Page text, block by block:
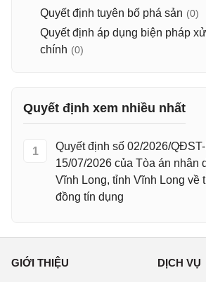
Quyết định tuyên bố phá sản (0)
Quyết định áp dụng biện pháp
chính (0)
Quyết định xem nhiều nhất
1
Quyết định số 02/2026/
15/07/2026 của Tòa án nhân
Vĩnh Long, tỉnh Vĩnh Long về
đồng tín dụng
GIỚI THIỆU DỊCH VỤ